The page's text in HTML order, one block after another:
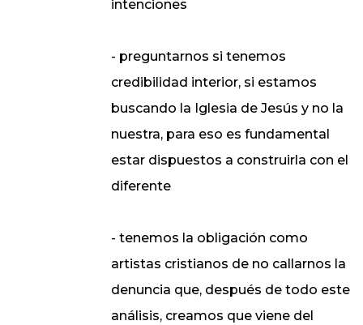
intenciones
- preguntarnos si tenemos
credibilidad interior, si estamos
buscando la Iglesia de Jesús y no la
nuestra, para eso es fundamental
estar dispuestos a construirla con el
diferente
- tenemos la obligación como
artistas cristianos de no callarnos la
denuncia que, después de todo este
análisis, creamos que viene del